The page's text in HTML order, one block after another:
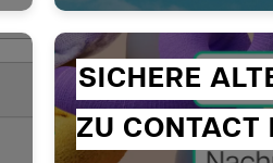
SICHERE
ZU CONTACT